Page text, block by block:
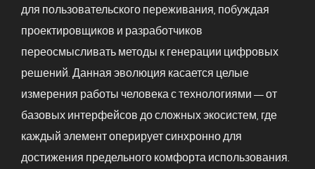
для пользовательского переживания, побуждая
проектировщиков и разработчиков
переосмысливать методы к генерации цифровых
решений. Данная эволюция касается целые
измерения работы человека с технологиями — от
базовых интерфейсов до сложных экосистем, где
каждый элемент оперирует синхронно для
достижения предельного комфорта использования.